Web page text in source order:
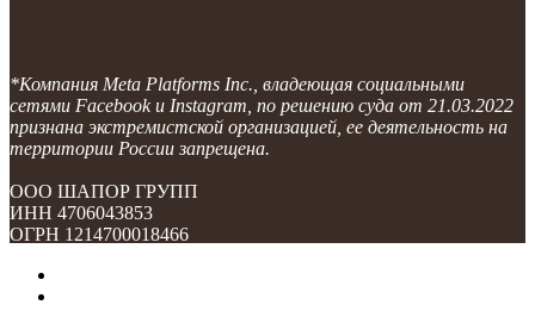
*Компания Meta Platforms Inc., владеющая социальными
сетями Facebook и Instagram, по решению суда от 21.03.2022
признана экстремистской организацией, ее деятельность на
территории России запрещена.
ООО ШАПОР ГРУПП
ИНН 4706043853
ОГРН 1214700018466